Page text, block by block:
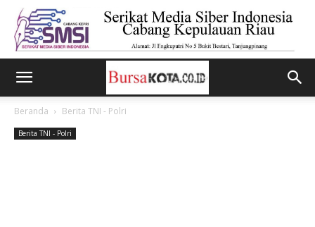
Beranda Berita TNI - Polri
Berita TNI - Polri